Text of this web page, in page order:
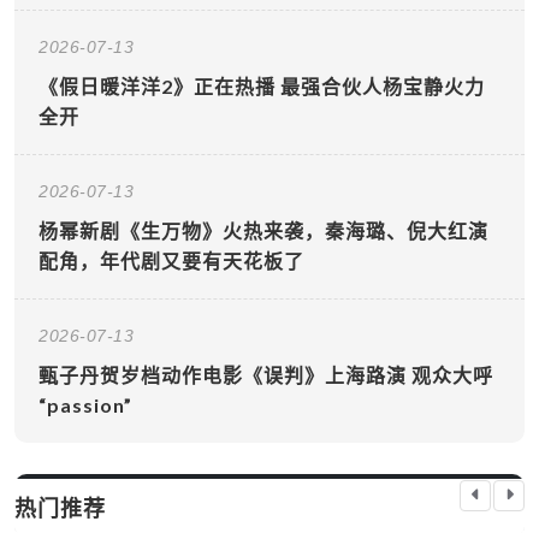
2026-07-13
《假日暖洋洋2》正在热播 最强合伙人杨宝静火力
全开
2026-07-13
杨幂新剧《生万物》火热来袭，秦海璐、倪大红演
配角，年代剧又要有天花板了
2026-07-13
甄子丹贺岁档动作电影《误判》上海路演 观众大呼
“passion”
热门推荐